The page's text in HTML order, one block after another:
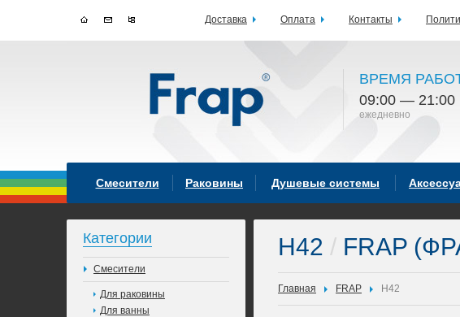
ВРЕМЯ
09:00 — 21:00
ежедневно
Смесители Раковины Душевые системы
Категории
Смесители
Для раковины
Для ванны
H42 / FRAP
Главная FRAP H42
Доставка Оплата Контакты